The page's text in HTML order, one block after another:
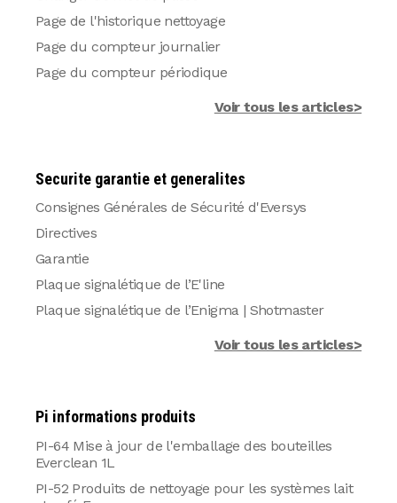
Page de l'historique nettoyage
Page du compteur journalier
Page du compteur périodique
Voir tous les articles>
Securite garantie et generalites
Consignes Générales de Sécurité d'Eversys
Directives
Garantie
Plaque signalétique de l’E'line
Plaque signalétique de l’Enigma | Shotmaster
Voir tous les articles>
Pi informations produits
PI-64 Mise à jour de l'emballage des bouteilles
Everclean 1L
PI-52 Produits de nettoyage pour les systèmes lait